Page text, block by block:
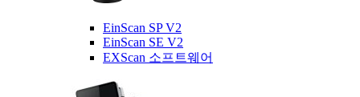
EinScan SP V2
EinScan SE V2
EXScan 소프트웨어